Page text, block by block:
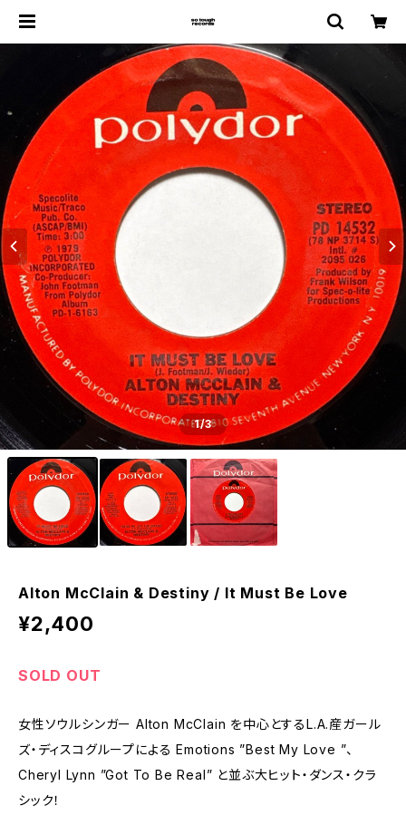
1/3
Alton McClain & Destiny / It Must Be Love
¥2,400
SOLD OUT
女性ソウルシンガー Alton McClain を中心とするL.A.産ガール
ズ・ディスコグループによる Emotions ”Best My Love ”、
Cheryl Lynn ”Got To Be Real” と並ぶ大ヒット・ダンス・クラ
シック！